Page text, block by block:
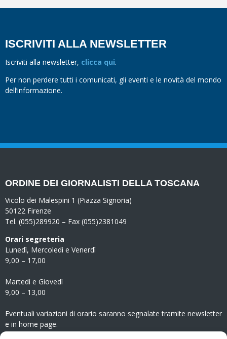
ISCRIVITI ALLA NEWSLETTER
Iscriviti alla newsletter, clicca qui.
Per non perdere tutti i comunicati, gli eventi e le novità del mondo
dell’informazione.
ORDINE DEI GIORNALISTI DELLA TOSCANA
Vicolo dei Malespini 1 (Piazza Signoria)
50122 Firenze
Tel. (055)289920 – Fax (055)2381049
Orari segreteria
Lunedì, Mercoledì e Venerdì
9,00 – 17,00
Martedì e Giovedì
9,00 – 13,00
Eventuali variazioni di orario saranno segnalate tramite newsletter
e in home page.